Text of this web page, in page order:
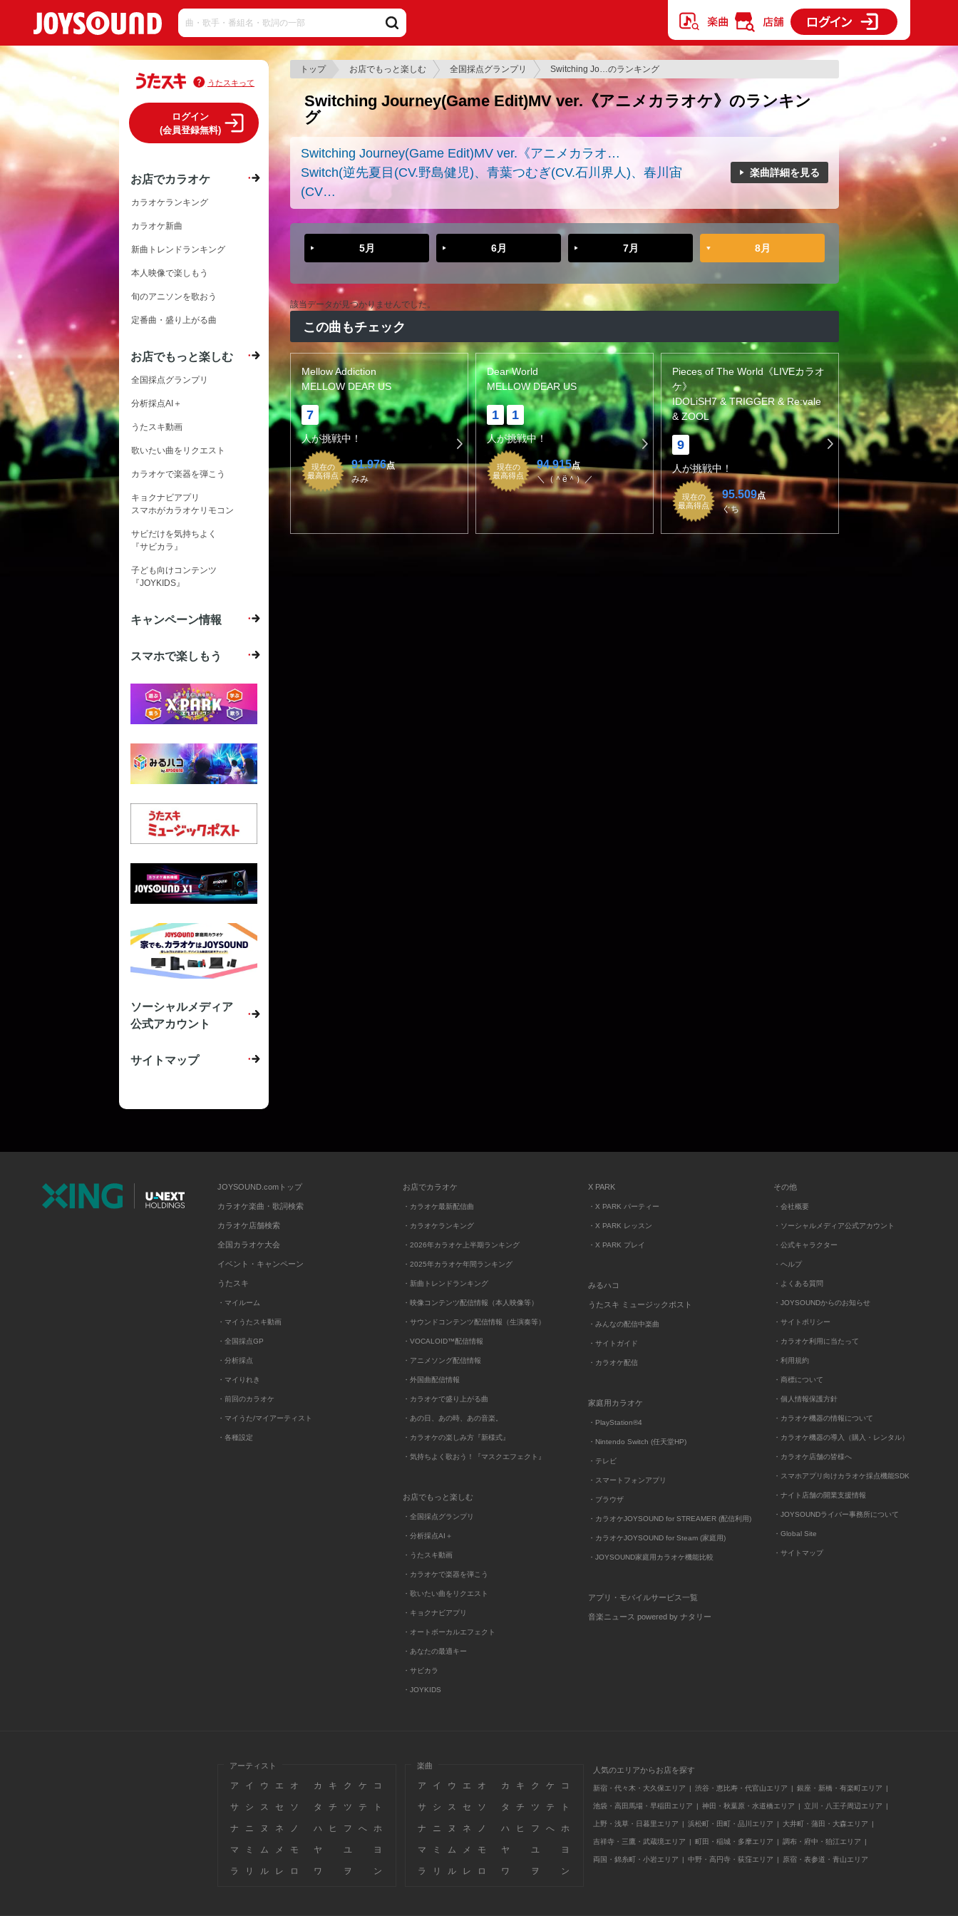
トップ お店でもっと楽しむ 全国採点グランプリ Switching Jo…のランキング
Switching Journey(Game Edit)MV ver.《アニメカラオケ》のランキン
グ
Switching Journey(Game Edit)MV ver.《アニメカラオ…
Switch(逆先夏目(CV.野島健児)、青葉つむぎ(CV.石川界人)、春川宙
(CV…
楽曲詳細を見る
5月 6月 7月 8月
該当データが見つかりませんでした。
この曲もチェック
Mellow Addiction
MELLOW DEAR US
7
人が挑戦中！
現在の
最高得点
91.976点
みみ
Dear World
MELLOW DEAR US
1 1
人が挑戦中！
現在の
最高得点
94.915点
＼（＾ё＾）／
Pieces of The World《LIVEカラオ
ケ》
IDOLiSH7 & TRIGGER & Re:vale
& ZOOL
9
人が挑戦中！
現在の
最高得点
95.509点
ぐち
うたスキって
ログイン
(会員登録無料)
お店でカラオケ
カラオケランキング
カラオケ新曲
新曲トレンドランキング
本人映像で楽しもう
旬のアニソンを歌おう
定番曲・盛り上がる曲
お店でもっと楽しむ
全国採点グランプリ
分析採点AI＋
うたスキ動画
歌いたい曲をリクエスト
カラオケで楽器を弾こう
キョクナビアプリ
スマホがカラオケリモコン
サビだけを気持ちよく
『サビカラ』
子ども向けコンテンツ
『JOYKIDS』
キャンペーン情報
スマホで楽しもう
ソーシャルメディア
公式アカウント
サイトマップ
JOYSOUND.comトップ
カラオケ楽曲・歌詞検索
カラオケ店舗検索
全国カラオケ大会
イベント・キャンペーン
うたスキ
・マイルーム
・マイうたスキ動画
・全国採点GP
・分析採点
・マイりれき
・前回のカラオケ
・マイうた/マイアーティスト
・各種設定
お店でカラオケ
・カラオケ最新配信曲
・カラオケランキング
・2026年カラオケ上半期ランキング
・2025年カラオケ年間ランキング
・新曲トレンドランキング
・映像コンテンツ配信情報（本人映像等）
・サウンドコンテンツ配信情報（生演奏等）
・VOCALOID™配信情報
・アニメソング配信情報
・外国曲配信情報
・カラオケで盛り上がる曲
・あの日、あの時、あの音楽。
・カラオケの楽しみ方『新様式』
・気持ちよく歌おう！『マスクエフェクト』
お店でもっと楽しむ
・全国採点グランプリ
・分析採点AI＋
・うたスキ動画
・カラオケで楽器を弾こう
・歌いたい曲をリクエスト
・キョクナビアプリ
・オートボーカルエフェクト
・あなたの最適キー
・サビカラ
・JOYKIDS
X PARK
・X PARK パーティー
・X PARK レッスン
・X PARK プレイ
みるハコ
うたスキ ミュージックポスト
・みんなの配信中楽曲
・サイトガイド
・カラオケ配信
家庭用カラオケ
・PlayStation®4
・Nintendo Switch (任天堂HP)
・テレビ
・スマートフォンアプリ
・ブラウザ
・カラオケJOYSOUND for STREAMER (配信利用)
・カラオケJOYSOUND for Steam (家庭用)
・JOYSOUND家庭用カラオケ機能比較
アプリ・モバイルサービス一覧
音楽ニュース powered by ナタリー
その他
・会社概要
・ソーシャルメディア公式アカウント
・公式キャラクター
・ヘルプ
・よくある質問
・JOYSOUNDからのお知らせ
・サイトポリシー
・カラオケ利用に当たって
・利用規約
・商標について
・個人情報保護方針
・カラオケ機器の情報について
・カラオケ機器の導入（購入・レンタル）
・カラオケ店舗の皆様へ
・スマホアプリ向けカラオケ採点機能SDK
・ナイト店舗の開業支援情報
・JOYSOUNDライバー事務所について
・Global Site
・サイトマップ
アーティスト
ア イ ウ エ オ カ キ ク ケ コ
サ シ ス セ ソ タ チ ツ テ ト
ナ ニ ヌ ネ ノ ハ ヒ フ へ ホ
マ ミ ム メ モ ヤ ユ ヨ
ラ リ ル レ ロ ワ ヲ ン
楽曲
ア イ ウ エ オ カ キ ク ケ コ
サ シ ス セ ソ タ チ ツ テ ト
ナ ニ ヌ ネ ノ ハ ヒ フ へ ホ
マ ミ ム メ モ ヤ ユ ヨ
ラ リ ル レ ロ ワ ヲ ン
人気のエリアからお店を探す
新宿・代々木・大久保エリア 渋谷・恵比寿・代官山エリア 銀座・新橋・有楽町エリア
池袋・高田馬場・早稲田エリア 神田・秋葉原・水道橋エリア 立川・八王子周辺エリア
上野・浅草・日暮里エリア 浜松町・田町・品川エリア 大井町・蒲田・大森エリア
吉祥寺・三鷹・武蔵境エリア 町田・稲城・多摩エリア 調布・府中・狛江エリア
両国・錦糸町・小岩エリア 中野・高円寺・荻窪エリア 原宿・表参道・青山エリア